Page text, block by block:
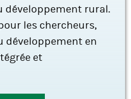
développement rural.
les chercheurs,
développement en
et